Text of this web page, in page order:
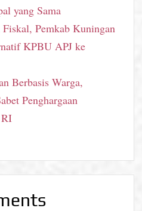
yang Sama
Pemkab Kuningan
KPBU APJ ke
Berbasis Warga,
Penghargaan